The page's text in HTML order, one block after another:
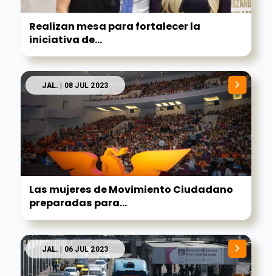
Realizan mesa para fortalecer la
iniciativa de...
JAL. | 08 JUL 2023
Las mujeres de Movimiento Ciudadano
preparadas para...
JAL. | 06 JUL 2023